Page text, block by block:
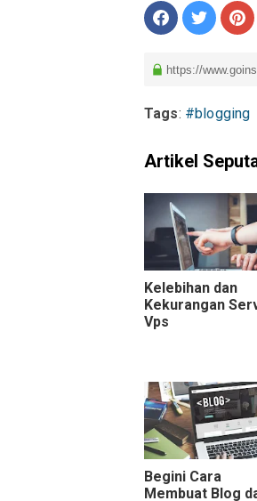
Tags: #blogging
Artikel
Kelebihan dan
Kekurangan
Vps
Begini Cara
Membuat Blog